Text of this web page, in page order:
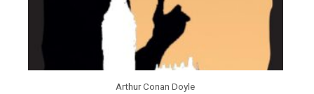
Arthur Conan Doyle